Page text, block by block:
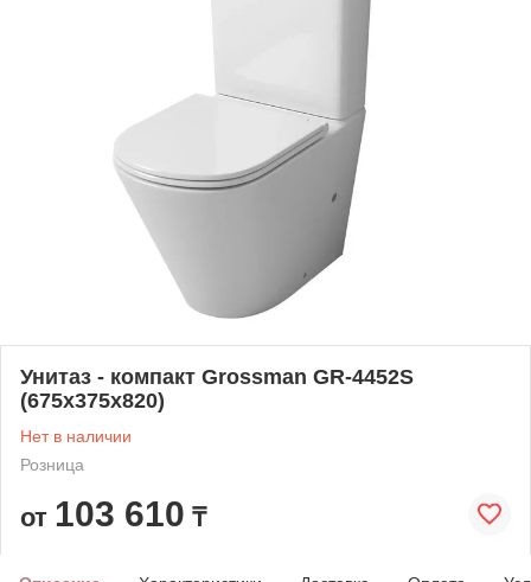
Унитаз - компакт Grossman GR-4452S
(675x375x820)
Нет в наличии
Розница
от 103 610 ₸